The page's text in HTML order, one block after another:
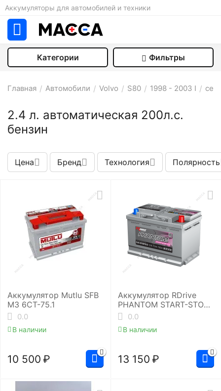
Аккумуляторы для автомобилей и техники
Категории Фильтры
2.4 л. автоматическая 200л.с.
бензин
Главная / Автомобили / Volvo / S80 / 1998 - 2003 I /
Цена Бренд Технология Полярность
Аккумулятор Mutlu SFB
M3 6СТ-75.1
0.0
В наличии
10 500 ₽
Аккумулятор RDrive
PHANTOM START-STOP
EFB EUE-072072L3
0.0
В наличии
13 150 ₽